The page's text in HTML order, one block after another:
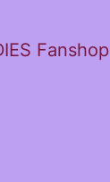
Fanshop